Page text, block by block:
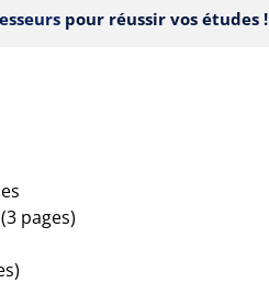
pour réussir vos études !
pages)